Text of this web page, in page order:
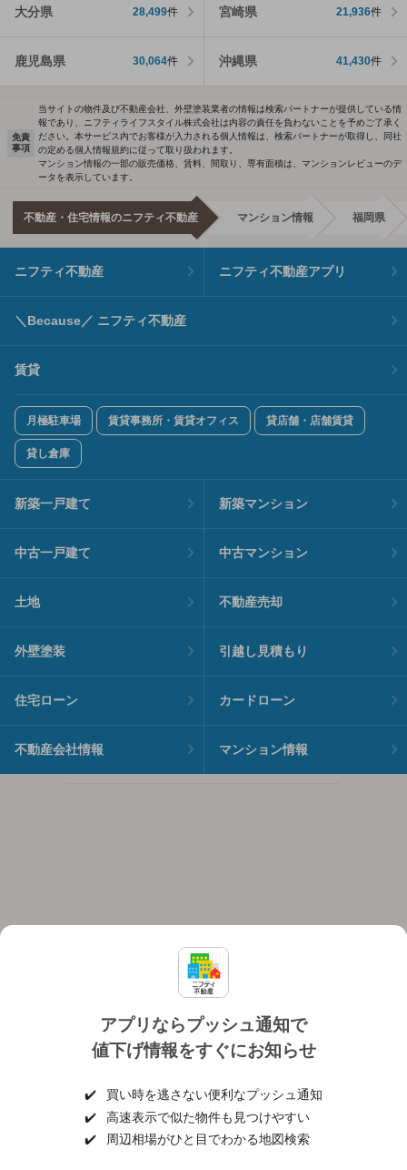
大分県 28,499件 宮崎県 21,936件
鹿児島県 30,064件 沖縄県 41,430件
アプリならプッシュ通知で
値下げ情報をすぐにお知らせ
✔️
買い時を逃さない便利なプッシュ通知
✔️
高速表示で似た物件も見つけやすい
✔️
周辺相場がひと目でわかる地図検索
免責
事項
当サイトの物件及び不動産会社、外壁塗装業者の情報は検索パートナーが提供している情
報であり、ニフティライフスタイル株式会社は内容の責任を負わないことを予めご了承く
ださい。本サービス内でお客様が入力される個人情報は、検索パートナーが取得し、同社
の定める個人情報規約に従って取り扱われます。
マンション情報の一部の販売価格、賃料、間取り、専有面積は、マンションレビューのデ
ータを表示しています。
不動産・住宅情報のニフティ不動産 マンション情報 福岡県
ニフティ不動産 ニフティ不動産アプリ
＼Because／ ニフティ不動産
賃貸
月極駐車場 賃貸事務所・賃貸オフィス 貸店舗・店舗賃貸
貸し倉庫
新築一戸建て 新築マンション
中古一戸建て 中古マンション
土地 不動産売却
外壁塗装 引越し見積もり
住宅ローン カードローン
不動産会社情報 マンション情報
個人情報保護ポリシー 利用規約
ヘルプ・お問い合わせ 採用情報